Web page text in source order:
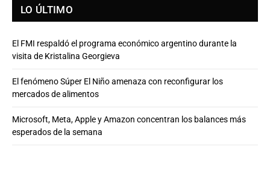
LO ÚLTIMO
El FMI respaldó el programa económico argentino durante la
visita de Kristalina Georgieva
El fenómeno Súper El Niño amenaza con reconfigurar los
mercados de alimentos
Microsoft, Meta, Apple y Amazon concentran los balances más
esperados de la semana